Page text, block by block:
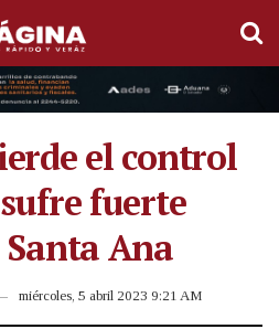
el control
fuerte
Ana
miércoles, 5 abril 2023 9:21 AM